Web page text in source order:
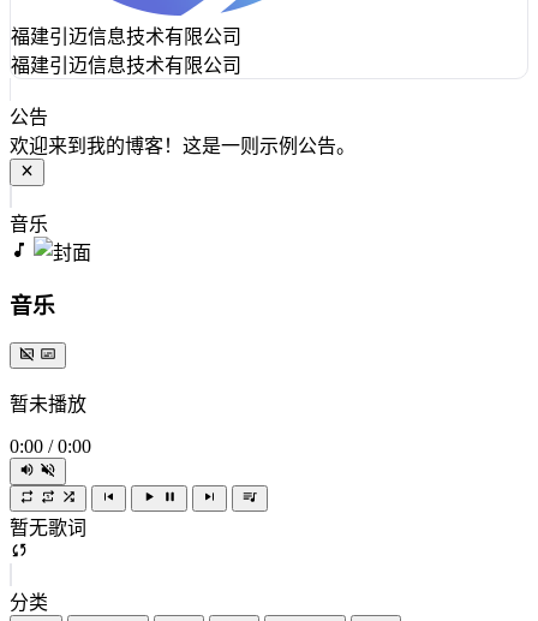
福建引迈信息技术有限公司
福建引迈信息技术有限公司
公告
欢迎来到我的博客！这是一则示例公告。
音乐
音乐
暂未播放
0:00 / 0:00
暂无歌词
分类